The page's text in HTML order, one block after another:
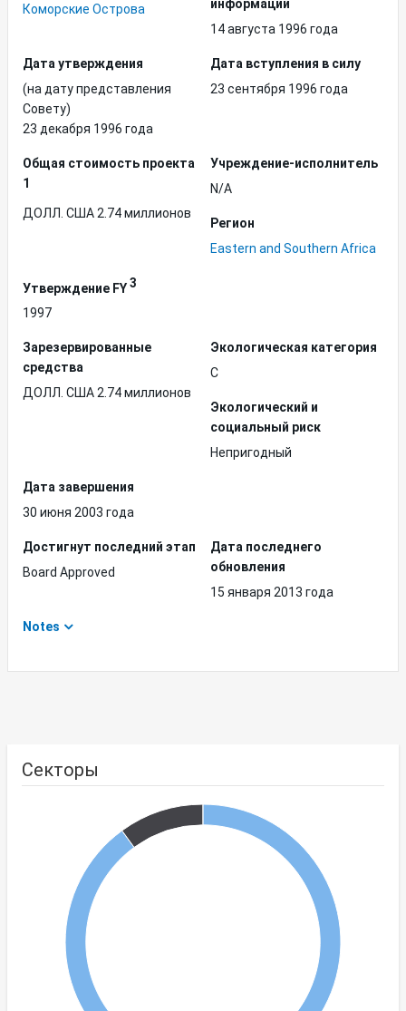
Коморские Острова
информации
14 августа 1996 года
Дата утверждения
(на дату представления
Совету)
23 декабря 1996 года
Дата вступления в силу
23 сентября 1996 года
Общая стоимость проекта
1
ДОЛЛ. США 2.74 миллионов
Учреждение-исполнитель
N/A
Регион
Eastern and Southern Africa
Утверждение FY3
1997
Зарезервированные
средства
ДОЛЛ. США 2.74 миллионов
Экологическая категория
C
Экологический и
социальный риск
Непригодный
Дата завершения
30 июня 2003 года
Достигнут последний этап
Board Approved
Дата последнего
обновления
15 января 2013 года
Notes
Секторы